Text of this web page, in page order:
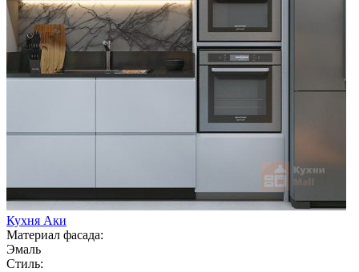
Кухня Аки
Материал фасада:
Эмаль
Стиль: